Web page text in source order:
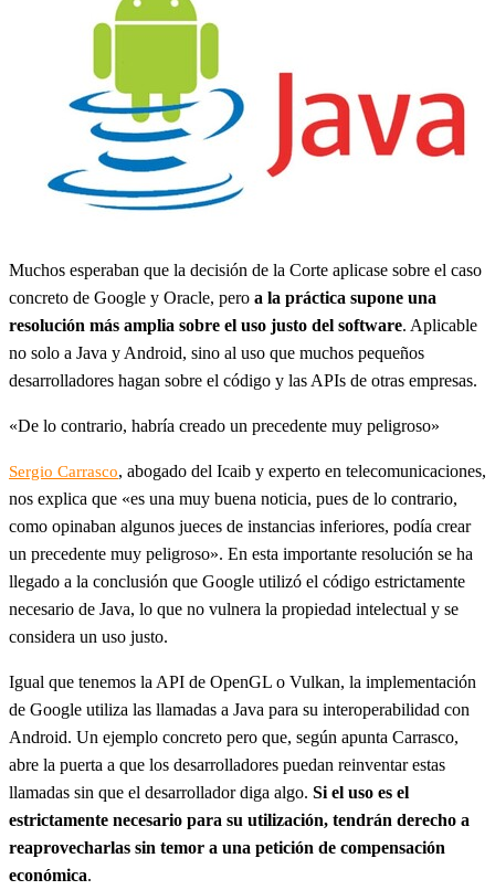
Muchos esperaban que la decisión de la Corte aplicase sobre el caso
concreto de Google y Oracle, pero a la práctica supone una
resolución más amplia sobre el uso justo del software. Aplicable
no solo a Java y Android, sino al uso que muchos pequeños
desarrolladores hagan sobre el código y las APIs de otras empresas.
«De lo contrario, habría creado un precedente muy peligroso»
Sergio Carrasco, abogado del Icaib y experto en telecomunicaciones,
nos explica que «es una muy buena noticia, pues de lo contrario,
como opinaban algunos jueces de instancias inferiores, podía crear
un precedente muy peligroso». En esta importante resolución se ha
llegado a la conclusión que Google utilizó el código estrictamente
necesario de Java, lo que no vulnera la propiedad intelectual y se
considera un uso justo.
Igual que tenemos la API de OpenGL o Vulkan, la implementación
de Google utiliza las llamadas a Java para su interoperabilidad con
Android. Un ejemplo concreto pero que, según apunta Carrasco,
abre la puerta a que los desarrolladores puedan reinventar estas
llamadas sin que el desarrollador diga algo. Si el uso es el
estrictamente necesario para su utilización, tendrán derecho a
reaprovecharlas sin temor a una petición de compensación
económica.